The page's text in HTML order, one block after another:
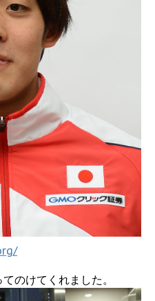
のけてくれました。